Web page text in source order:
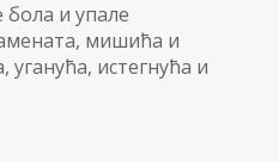
и упале
мишића и
истегнућа и